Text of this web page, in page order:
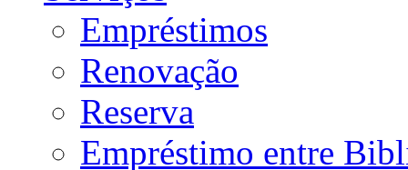
Empréstimos
Renovação
Reserva
Empréstimo entre